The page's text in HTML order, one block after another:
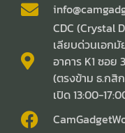
CDC (Crystal
เลียบด่วนเอก
อาคาร K1 ซอย 3
(ตรงข้าม ธ.กสิ
เปิด 13:00-